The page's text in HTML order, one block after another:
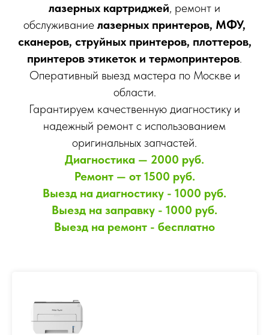
лазерных картриджей, ремонт и
обслуживание лазерных принтеров, МФУ,
сканеров, струйных принтеров, плоттеров,
принтеров этикеток и термопринтеров.
Оперативный выезд мастера по Москве и
области.
Гарантируем качественную диагностику и
надежный ремонт с использованием
оригинальных запчастей.
Диагностика — 2000 руб.
Ремонт — от 1500 руб.
Выезд на диагностику - 1000 руб.
Выезд на заправку - 1000 руб.
Выезд на ремонт - бесплатно